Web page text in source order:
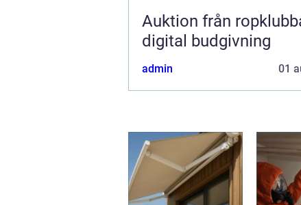
Auktion från ropklubba till
digital budgivning
admin 01